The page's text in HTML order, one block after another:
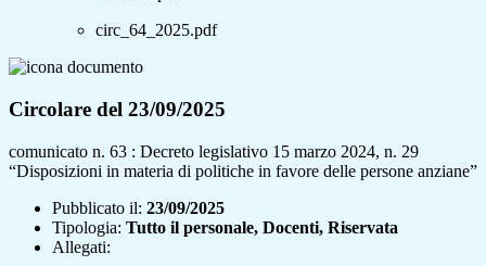
circ_64_2025.pdf
Circolare del 23/09/2025
comunicato n. 63 : Decreto legislativo 15 marzo 2024, n. 29
“Disposizioni in materia di politiche in favore delle persone anziane”
Pubblicato il: 23/09/2025
Tipologia: Tutto il personale, Docenti, Riservata
Allegati: